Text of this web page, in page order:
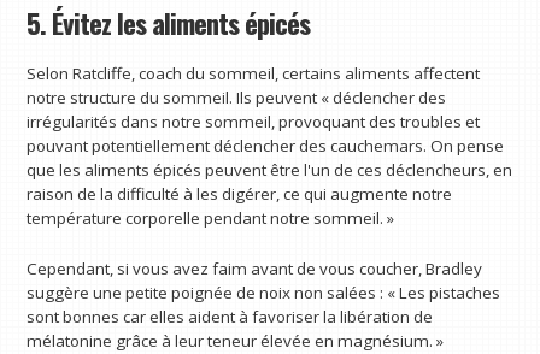
5. Évitez les aliments épicés
Selon Ratcliffe, coach du sommeil, certains aliments affectent
notre structure du sommeil. Ils peuvent « déclencher des
irrégularités dans notre sommeil, provoquant des troubles et
pouvant potentiellement déclencher des cauchemars. On pense
que les aliments épicés peuvent être l'un de ces déclencheurs, en
raison de la difficulté à les digérer, ce qui augmente notre
température corporelle pendant notre sommeil. »
Cependant, si vous avez faim avant de vous coucher, Bradley
suggère une petite poignée de noix non salées : « Les pistaches
sont bonnes car elles aident à favoriser la libération de
mélatonine grâce à leur teneur élevée en magnésium. »